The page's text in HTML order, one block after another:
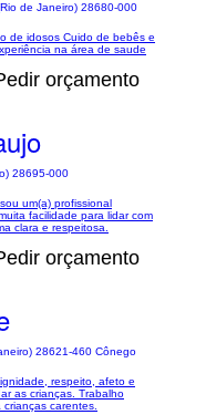
de Janeiro) 28680-000
de idosos Cuido de bebês e
na área de saude
orçamento
28695-000
um(a) profissional
facilidade para lidar com
clara e respeitosa.
orçamento
28621-460 Cônego
respeito, afeto e
as crianças. Trabalho
carentes.